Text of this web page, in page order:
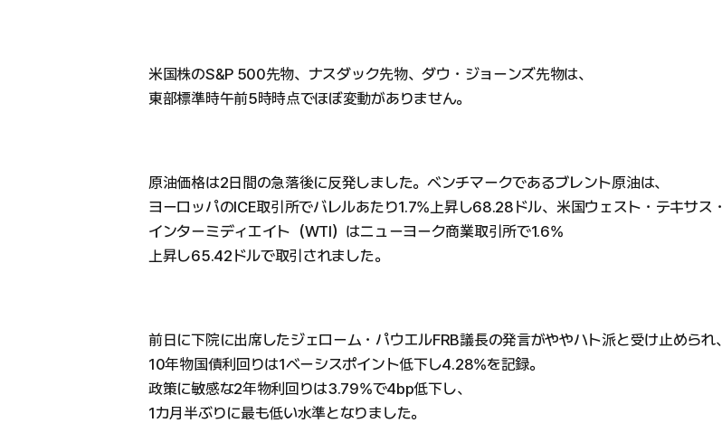
米国株のS&P 500先物、ナスダック先物、ダウ・ジョーンズ先物は、
東部標準時午前5時時点でほぼ変動がありません。
原油価格は2日間の急落後に反発しました。ベンチマークであるブレント原油は、
ヨーロッパのICE取引所でバレルあたり1.7%上昇し68.28ドル、米国ウェスト・テキサス・
インターミディエイト（WTI）はニューヨーク商業取引所で1.6%
上昇し65.42ドルで取引されました。
前日に下院に出席したジェローム・パウエルFRB議長の発言がややハト派と受け止められ、
10年物国債利回りは1ベーシスポイント低下し4.28%を記録。
政策に敏感な2年物利回りは3.79%で4bp低下し、
1カ月半ぶりに最も低い水準となりました。